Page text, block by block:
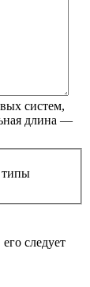
систем,
длина —
следует